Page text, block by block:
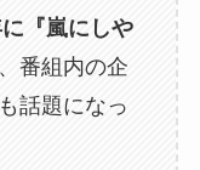
『嵐にしや
番組内の企
話題になっ